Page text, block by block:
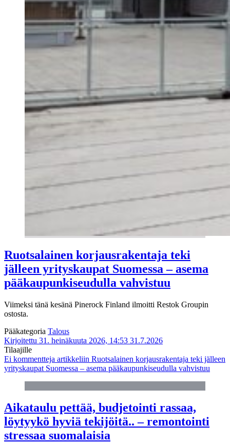
Ruotsalainen korjausrakentaja teki
jälleen yrityskaupat Suomessa – asema
pääkaupunkiseudulla vahvistuu
Viimeksi tänä kesänä Pinerock Finland ilmoitti Restok Groupin
ostosta.
Pääkategoria Talous
Kirjoitettu 31. heinäkuuta 2026, 14:53 31.7.2026
Tilaajille
Ei kommentteja artikkeliin Ruotsalainen korjausrakentaja teki jälleen
yrityskaupat Suomessa – asema pääkaupunkiseudulla vahvistuu
Aikataulu pettää, budjetointi rassaa,
löytyykö hyviä tekijöitä.. – remontointi
stressaa suomalaisia